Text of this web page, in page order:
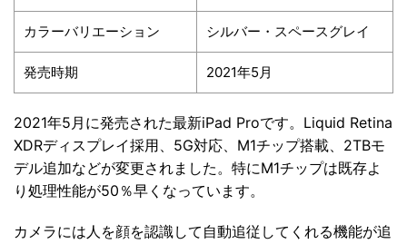
カラーバリエーション シルバー・スペースグレイ
発売時期 2021年5月
2021年5月に発売された最新iPad Proです。Liquid Retina
XDRディスプレイ採用、5G対応、M1チップ搭載、2TBモ
デル追加などが変更されました。特にM1チップは既存よ
り処理性能が50％早くなっています。
カメラには人を顔を認識して自動追従してくれる機能が追